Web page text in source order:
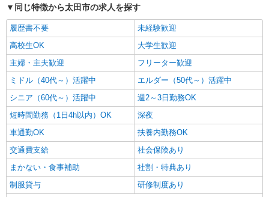
アルバイト パート
すき家の店舗スタッフ（接客・調理・清掃な
時給1,438円
群馬県太田市新田市野井町771-1
キープ 詳細を見る
アルバイト パート
すき家 太田尾島店
すき家の店舗スタッフ（接客・調理・清掃な
時給1,120円 ※22:00〜翌5:00：時給1,400円 ※
高校生時給1,070円 ※早朝手当（5:00〜9:00）時給
同じ特徴から太田市の求人を探す
履歴書不要
未経験歓迎
高校生OK
大学生歓迎
主婦・主夫歓迎
フリーター歓迎
ミドル（40代～）活躍中
エルダー（50代～）活躍中
シニア（60代～）活躍中
週2～3日勤務OK
短時間勤務（1日4h以内）OK
深夜
車通勤OK
扶養内勤務OK
交通費支給
社会保険あり
まかない・食事補助
社割・特典あり
制服貸与
研修制度あり